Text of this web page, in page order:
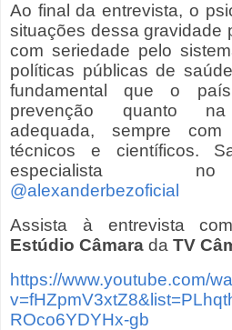
Ao final da entrevista, o
situações dessa gravidade
com seriedade pelo
políticas públicas de
fundamental que o
prevenção quanto na
adequada, sempre
técnicos e científicos.
@alexanderbezoficial
Assista à entrevista
Estúdio Câmara da TV
https://www.youtube.com/
ROco6YDYHx-gb